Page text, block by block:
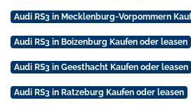
Audi RS3 in Mecklenburg-Vorpommern
Audi RS3 in Boizenburg Kaufen oder leasen
Audi RS3 in Geesthacht Kaufen oder leasen
Audi RS3 in Ratzeburg Kaufen oder leasen